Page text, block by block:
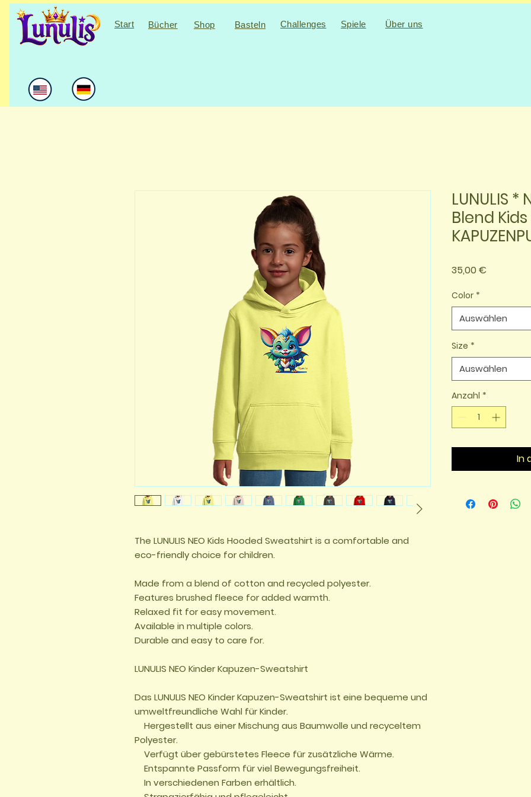
Start Bücher Shop Basteln Challenges Spiele Über uns
The LUNULIS NEO Kids Hooded Sweatshirt is a comfortable and
eco-friendly choice for children.
Made from a blend of cotton and recycled polyester.
Features brushed fleece for added warmth.
Relaxed fit for easy movement.
Available in multiple colors.
Durable and easy to care for.
LUNULIS NEO Kinder Kapuzen-Sweatshirt
Das LUNULIS NEO Kinder Kapuzen-Sweatshirt ist eine bequeme und
umweltfreundliche Wahl für Kinder.
Polyester.
LUNULIS *
Blend Kids
35,00 €
Color *
Auswählen
Size *
Auswählen
Anzahl *
In